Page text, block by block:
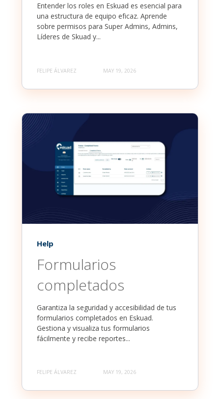
Entender los roles en Eskuad es esencial para
una estructura de equipo eficaz. Aprende
sobre permisos para Super Admins, Admins,
Líderes de Skuad y...
FELIPE ÁLVAREZ MAY 19, 2026
Help
Formularios
completados
Garantiza la seguridad y accesibilidad de tus
formularios completados en Eskuad.
Gestiona y visualiza tus formularios
fácilmente y recibe reportes...
FELIPE ÁLVAREZ MAY 19, 2026